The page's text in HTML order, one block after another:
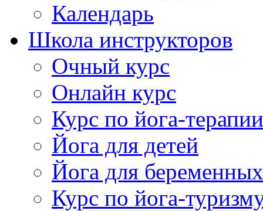
Календарь
Школа инструкторов
Очный курс
Онлайн курс
Курс по йога-терапии
Йога для детей
Йога для беременных
Курс по йога-